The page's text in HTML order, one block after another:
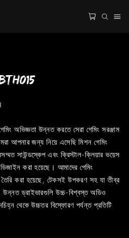
অভিজ্ঞতা উন্নত করতে সেরা গেমিং সরঞ্জাম
আপনার জন্য নিয়ে এসেছি মিশন গেমিং
সাউন্ডস্কেপ এবং ক্রিস্টাল-ক্লিয়ার ভয়েস
করা হয়েছে। আমাদের গেমিং
তৈরি করা হয়েছে, টেকসই উপকরণ সহ যা তীব্র
উন্নত ড্রাইভারগুলি উচ্চ-বিশ্বস্ত অডিও
থেকে উচ্চতর বিস্ফোরণ পর্যন্ত প্রতিটি